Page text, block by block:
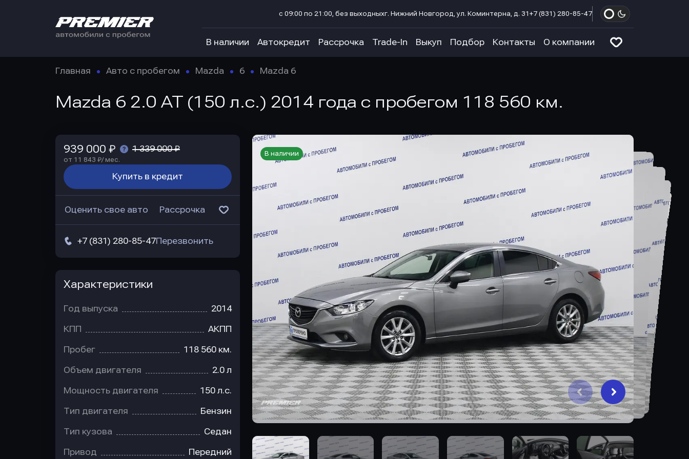
с 09:00 по 21:00, без выходныхг. Нижний Новгород, ул. Коминтерна, д. 31 +7 (831) 280-85-47
В наличии Автокредит Рассрочка Trade-In Выкуп Подбор Контакты О компании
Главная Авто с пробегом Mazda 6 Mazda 6
Mazda 6 2.0 AT (150 л.с.) 2014 года с пробегом 118 560 км.
В наличии
939 000 ₽ 1 339 000 ₽
от 11 843 ₽/ мес.
Купить в кредит
Оценить свое авто Рассрочка
+7 (831) 280-85-47Перезвонить
Характеристики
Год выпуска 2014
КПП АКПП
Пробег 118 560 км.
Объем двигателя 2.0 л
Мощность двигателя 150 л.с.
Тип двигателя Бензин
Тип кузова Седан
Привод Передний